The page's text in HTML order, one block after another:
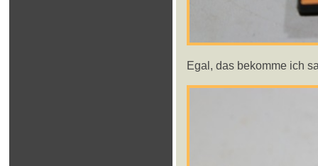
Egal, das bekomme ich